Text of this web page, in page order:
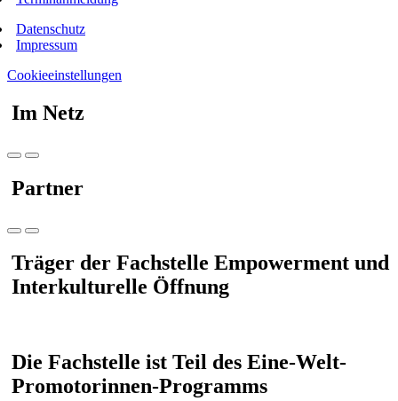
Datenschutz
Impressum
Cookieeinstellungen
Im Netz
Partner
Träger der Fachstelle Empowerment und
Interkulturelle Öffnung
Die Fachstelle ist Teil des Eine-Welt-
Promotorinnen-Programms